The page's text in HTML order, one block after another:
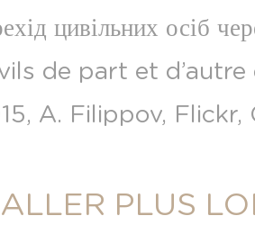
цивільних осіб
de part et
A. Filippov, Flickr,
PLUS